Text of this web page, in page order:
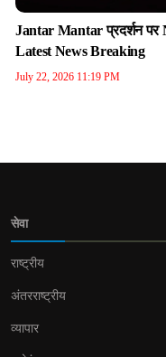
Jantar Mantar प्रदर्शन पर
Latest News Breaking
July 22, 2026 11:19 PM
सेवा
राष्ट्रीय
अंतरराष्ट्रीय
व्यापार